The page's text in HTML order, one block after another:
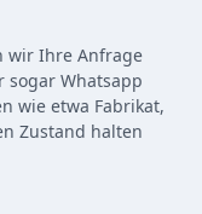
wir Ihre Anfrage
sogar Whatsapp
wie etwa Fabrikat,
Zustand halten